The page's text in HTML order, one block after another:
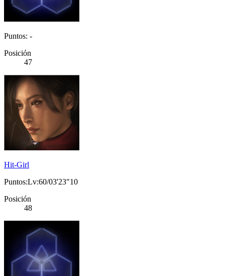
Puntos: -
Posición
47
Hit-Girl
Puntos:Lv:60/03'23"10
Posición
48